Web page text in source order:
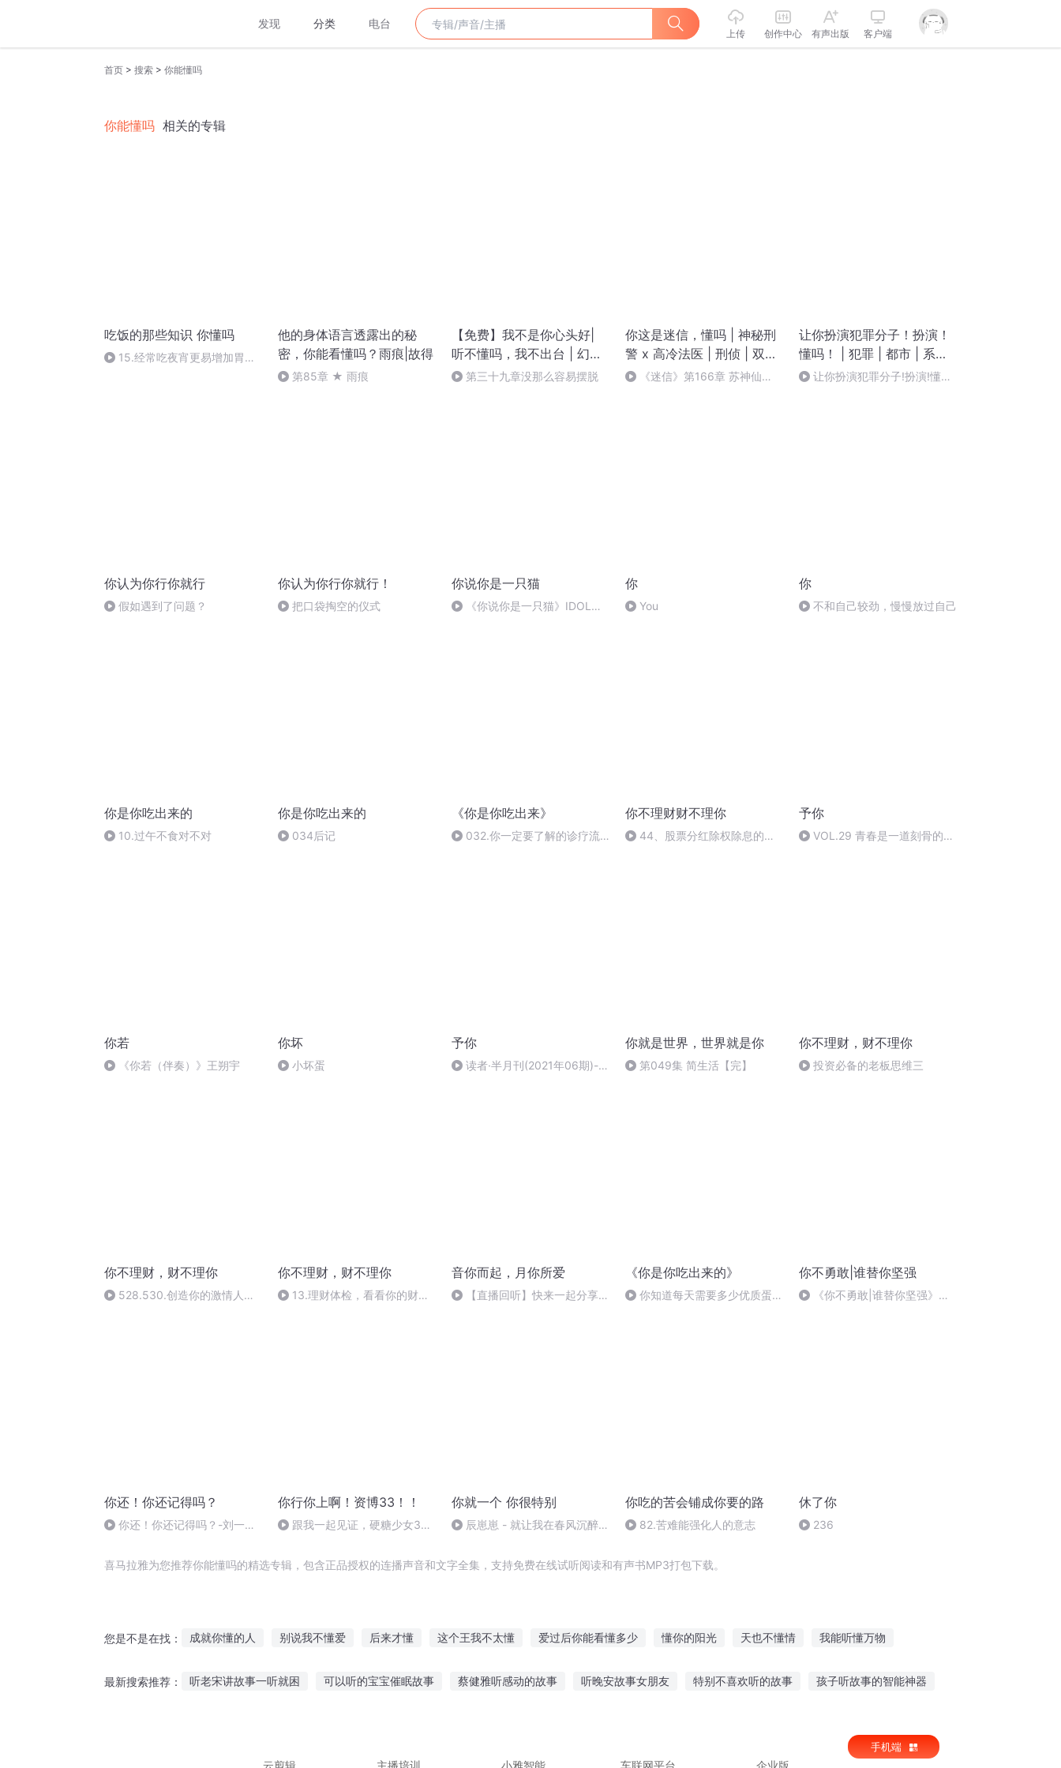
发现 分类 电台
上传 创作中心 有声出版 客户端
首页 > 搜索 > 你能懂吗
你能懂吗 相关的专辑
吃饭的那些知识 你懂吗
15.经常吃夜宵更易增加胃癌
他的身体语言透露出的秘
密，你能看懂吗？雨痕|故得
第85章 ★ 雨痕
【免费】我不是你心头好|
听不懂吗，我不出台 | 幻想
言情|虐恋|腹黑|霸道
第三十九章没那么容易摆脱
你这是迷信，懂吗 | 神秘刑
警 x 高冷法医 | 刑侦 | 双男
主 | 镇魂
《迷信》第166章 苏神仙
让你扮演犯罪分子！扮演！
懂吗！ | 犯罪 | 都市 | 系统 |
VIP免费 | 多人有声剧
让你扮演犯罪分子!扮演!懂
你认为你行你就行
假如遇到了问题？
你认为你行你就行！
把口袋掏空的仪式
你说你是一只猫
《你说你是一只猫》IDOL
你
You
你
不和自己较劲，慢慢放过自己
你是你吃出来的
10.过午不食对不对
你是你吃出来的
034后记
《你是你吃出来》
032.你一定要了解的诊疗流
你不理财财不理你
44、股票分红除权除息的意
予你
VOL.29 青春是一道刻骨的伤
你若
《你若（伴奏）》王朔宇
你坏
小坏蛋
予你
读者·半月刊(2021年06期)-节
你就是世界，世界就是你
第049集 简生活【完】
你不理财，财不理你
投资必备的老板思维三
你不理财，财不理你
528.530.创造你的激情人生
你不理财，财不理你
13.理财体检，看看你的财务
音你而起，月你所爱
【直播回听】快来一起分享快
《你是你吃出来的》
你知道每天需要多少优质蛋白
你不勇敢|谁替你坚强
《你不勇敢|谁替你坚强》结
你还！你还记得吗？
你还！你还记得吗？-刘一澎
你行你上啊！资博33！！
跟我一起见证，硬糖少女303
你就一个 你很特别
辰崽崽 - 就让我在春风沉醉的
你吃的苦会铺成你要的路
82.苦难能强化人的意志
休了你
236
喜马拉雅为您推荐你能懂吗的精选专辑，包含正品授权的连播声音和文字全集，支持免费在线试听阅读和有声书MP3打包下载。
您是不是在找： 成就你懂的人 别说我不懂爱 后来才懂 这个王我不太懂 爱过后你能看懂多少 懂你的阳光 天也不懂情 我能听懂万物
最新搜索推荐： 听老宋讲故事一听就困 可以听的宝宝催眠故事 蔡健雅听感动的故事 听晚安故事女朋友 特别不喜欢听的故事 孩子听故事的智能神器
云剪辑
主播培训 小雅智能 车联网平台 企业版
手机端